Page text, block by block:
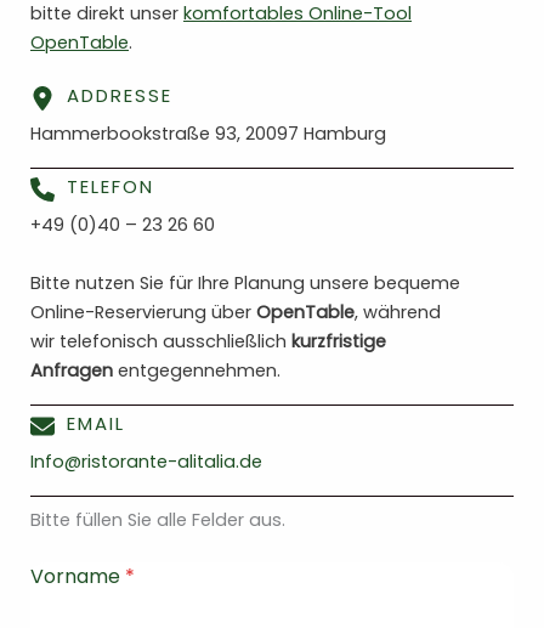
Bitte füllen Sie alle Felder aus.
Vorname *
bitte direkt unser komfortables Online-Tool
OpenTable.
ADDRESSE
Hammerbookstraße 93, 20097 Hamburg
TELEFON
+49 (0)40 – 23 26 60
Bitte nutzen Sie für Ihre Planung unsere bequeme
Online-Reservierung über OpenTable, während
wir telefonisch ausschließlich kurzfristige
Anfragen entgegennehmen.
EMAIL
Info@ristorante-alitalia.de